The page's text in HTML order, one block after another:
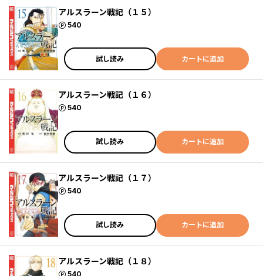
アルスラーン戦記（１５）
540
ポイント
試し読み カートに追加
アルスラーン戦記（１６）
540
ポイント
試し読み カートに追加
アルスラーン戦記（１７）
540
ポイント
試し読み カートに追加
アルスラーン戦記（１８）
540
ポイント